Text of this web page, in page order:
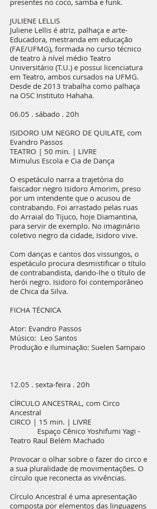
presentes no coco, samba e funk.
JULIENE LELLIS
Juliene Lellis é atriz, palhaça e arte-
Educadora, mestranda em educação
(FAE/UFMG), formada no curso técnico
de teatro à nível médio Teatro
Universitário (T.U.) e possui licenciatura
em Teatro, ambos cursados na UFMG.
Desde de 2013 trabalha como palhaça
na OSC Instituto Hahaha.
06.05 . sábado . 20h
ISIDORO UM NEGRO DE QUILATE, com
Evandro Passos
TEATRO | 50 min. | LIVRE
Mimulus Escola e Cia de Dança
O espetáculo narra a trajetória do
faiscador negro Isidoro Amorim, preso
por um intendente que o acusou de
contrabando. Foi arrastado pelas ruas
do Arraial do Tijuco, hoje Diamantina,
para servir de exemplo. No imaginário
coletivo negro da cidade, Isidoro vive.
Com danças e cantos dos vissungos, o
espetáculo procura desmistificar o título
de contrabandista, dando-lhe o título de
herói negro. Isidoro foi contemporâneo
de Chica da Silva.
FICHA TÉCNICA
Ator: Evandro Passos
Músico: Leo Santos
Produção e iluminação: Suelen Sampaio
12.05 . sexta-feira . 20h
CÍRCULO ANCESTRAL, com Circo
Ancestral
CIRCO | 15 min. | LIVRE
Espaço Cênico Yoshifumi Yagi -
Teatro Raul Belém Machado
Provocar o olhar sobre o fazer do circo e
a sua pluralidade de movimentações. O
círculo que reconecta as vivências.
Círculo Ancestral é uma apresentação
composta por elementos das linguagens